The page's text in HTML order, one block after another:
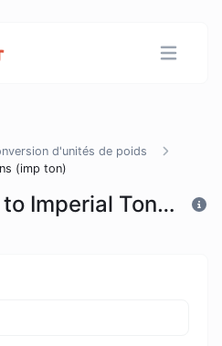
d'unités de poids
(imp ton)
US Tons (us ton) to Imperial Tons (imp ton)